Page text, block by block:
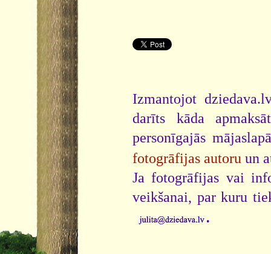
Izmantojot
darīts kāda
personīgajās
fotogrāfijas autoru un
Ja fotogrāfijas vai
veikšanai, par kuru
.